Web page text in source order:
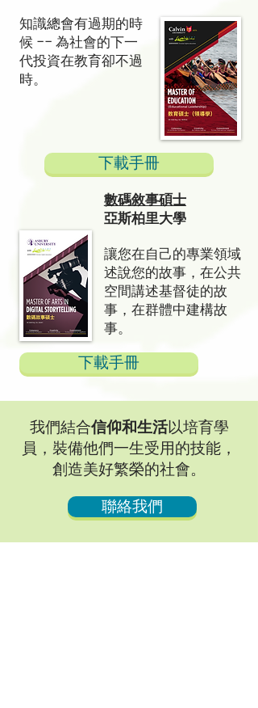
知識總會有過期的時
候 -- 為社會的下一
代投資在教育卻不過
時。
下載手冊
數碼敘事碩士
亞斯柏里大學
讓您在自己的專業領域
述說您的故事，在公共
空間講述基督徒的故
事，在群體中建構故
事。
下載手冊
我們結合信仰和生活以培育學
員，裝備他們一生受用的技能，
創造美好繁榮的社會。
聯絡我們